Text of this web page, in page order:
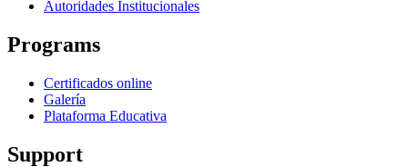
Autoridades Institucionales
Programs
Certificados online
Galería
Plataforma Educativa
Support